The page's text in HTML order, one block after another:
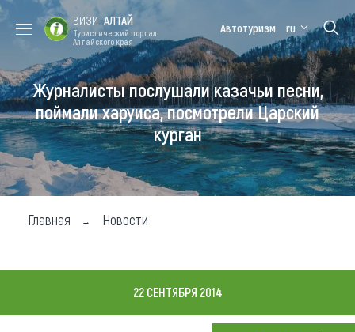
Форум VISIT
ALTAI
Цветение
маральника
Медицинский
форум
Алтайская
зимовка
Туры
Где побывать
Чем заняться
Карта
ВИЗИТАЛТАЙ
Туристический портал
Алтайского края
Автотуризм ru
Журналисты послушали казачьи песни,
поймали харуиса, посмотрели Царский
курган
Главная Новости
22 СЕНТЯБРЯ 2014